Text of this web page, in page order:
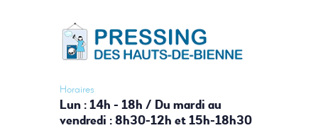
Horaires
Lun : 14h - 18h / Du mardi au
vendredi : 8h30-12h et 15h-18h30
PRESSING HAUTS-DE-BIENNE
Votre laverie du Haut-Jura
PRESSING
LAVERIE
AUTOMATIQUE
BOUTIQUE